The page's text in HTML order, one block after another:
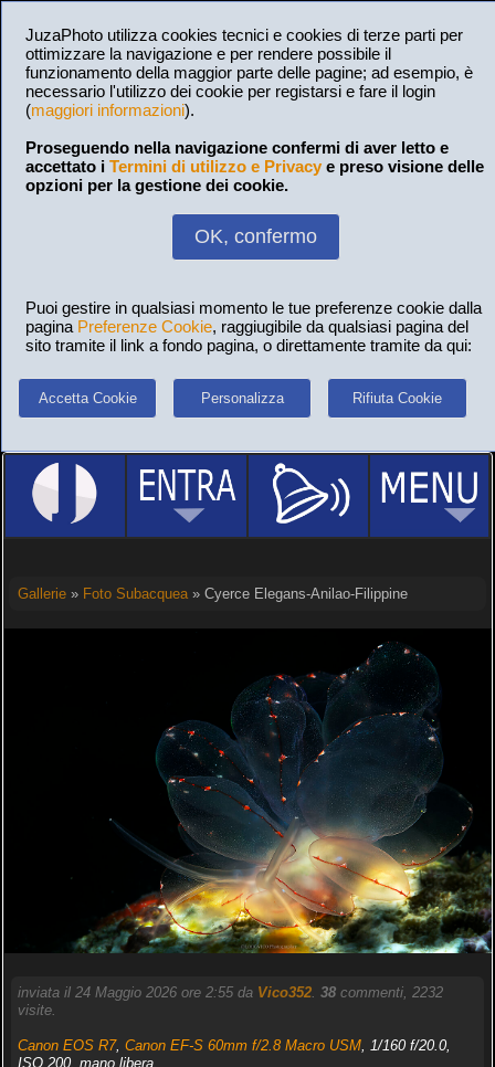
JuzaPhoto utilizza cookies tecnici e cookies di terze parti per
ottimizzare la navigazione e per rendere possibile il
funzionamento della maggior parte delle pagine; ad esempio, è
necessario l'utilizzo dei cookie per registarsi e fare il login
(maggiori informazioni).
Proseguendo nella navigazione confermi di aver letto e
accettato i Termini di utilizzo e Privacy e preso visione delle
opzioni per la gestione dei cookie.
OK, confermo
Puoi gestire in qualsiasi momento le tue preferenze cookie dalla
pagina Preferenze Cookie, raggiugibile da qualsiasi pagina del
sito tramite il link a fondo pagina, o direttamente tramite da qui:
Accetta Cookie Personalizza Rifiuta Cookie
Gallerie» Foto Subacquea» Cyerce Elegans-Anilao-Filippine
inviata il 24 Maggio 2026 ore 2:55 da Vico352. 38commenti, 2232
visite.
Canon EOS R7, Canon EF-S 60mm f/2.8 Macro USM, 1/160 f/20.0,
ISO 200, mano libera.